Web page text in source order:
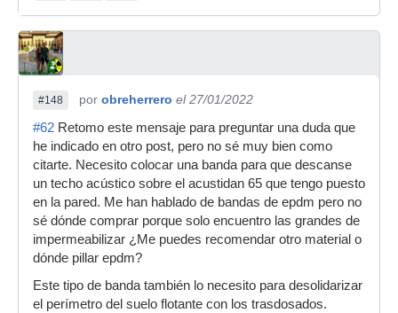
#148 por obreherrero el 27/01/2022
#62 Retomo este mensaje para preguntar una duda que
he indicado en otro post, pero no sé muy bien como
citarte. Necesito colocar una banda para que descanse
un techo acústico sobre el acustidan 65 que tengo puesto
en la pared. Me han hablado de bandas de epdm pero no
sé dónde comprar porque solo encuentro las grandes de
impermeabilizar ¿Me puedes recomendar otro material o
dónde pillar epdm?
Este tipo de banda también lo necesito para desolidarizar
el perímetro del suelo flotante con los trasdosados.